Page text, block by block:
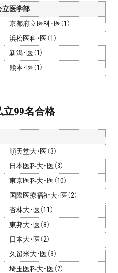
ロ教師が届ける
式LINE＠
11-3967
定休:日曜・祝日)
授業とは
立医学部
京都府立医科・医（1）
浜松医科・医（1）
新潟・医（1）
熊本・医（1）
立99名合格
順天堂大・医（3）
日本医科大・医（3）
東京医科大・医（10）
国際医療福祉大･医（2）
杏林大・医（11）
東邦大・医（8）
日本大・医（2）
久留米大・医（3）
埼玉医科大・医（2）